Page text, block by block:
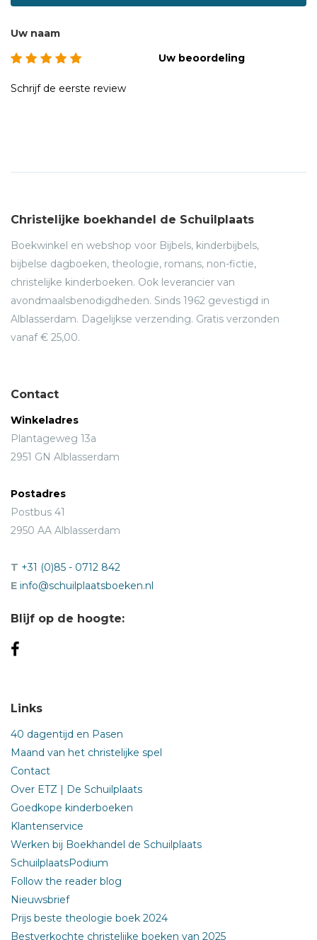
Uw naam
Uw beoordeling
Schrijf de eerste review
Christelijke boekhandel de Schuilplaats
Boekwinkel en webshop voor Bijbels, kinderbijbels,
bijbelse dagboeken, theologie, romans, non-fictie,
christelijke kinderboeken. Ook leverancier van
avondmaalsbenodigdheden. Sinds 1962 gevestigd in
Alblasserdam. Dagelijkse verzending. Gratis verzonden
vanaf € 25,00.
Contact
Winkeladres
Plantageweg 13a
2951 GN Alblasserdam
Postadres
Postbus 41
2950 AA Alblasserdam
T +31 (0)85 - 0712 842
E info@schuilplaatsboeken.nl
Blijf op de hoogte:
Links
40 dagentijd en Pasen
Maand van het christelijke spel
Contact
Over ETZ | De Schuilplaats
Goedkope kinderboeken
Klantenservice
Werken bij Boekhandel de Schuilplaats
SchuilplaatsPodium
Follow the reader blog
Nieuwsbrief
Prijs beste theologie boek 2024
Bestverkochte christelijke boeken van 2025